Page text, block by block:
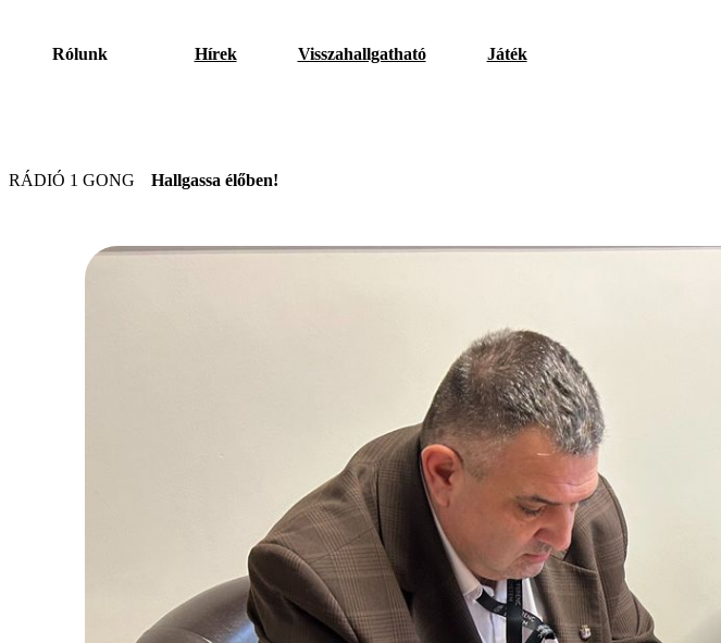
Rólunk Hírek Visszahallgatható Játék
RÁDIÓ 1 GONG Hallgassa élőben!